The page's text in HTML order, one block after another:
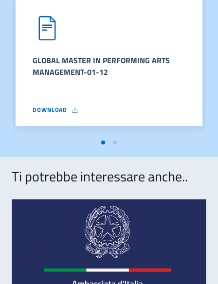
GLOBAL MASTER IN PERFORMING ARTS
MANAGEMENT-01-12
DOWNLOAD
GLOBAL MASTER IN PERFORMING ARTS MANAGEMENT-01-12
Ti potrebbe interessare anche..